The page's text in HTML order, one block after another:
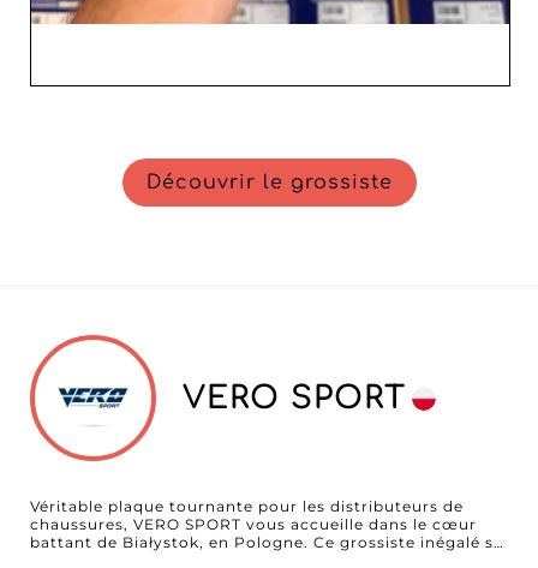
Découvrir le grossiste
VERO SPORT
Véritable plaque tournante pour les distributeurs de
chaussures, VERO SPORT vous accueille dans le cœur
battant de Białystok, en Pologne. Ce grossiste inégalé se